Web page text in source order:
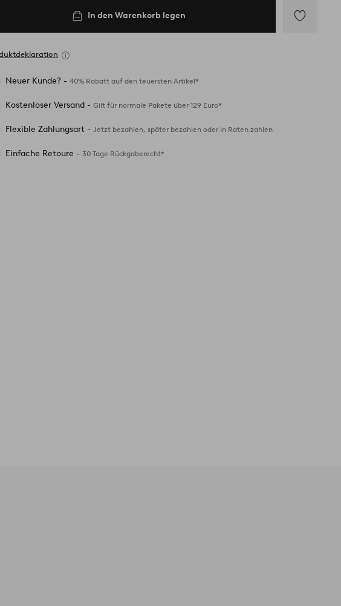
In den Warenkorb legen
Neuer Kunde? -40% Rabatt auf den teuersten Artikel*
Kostenloser Versand -Gilt für normale Pakete über 129 Euro*
Flexible Zahlungsart -Jetzt bezahlen, später bezahlen oder in Raten zahlen
Einfache Retoure -30 Tage Rückgaberecht*